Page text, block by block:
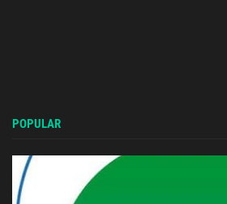
POPULAR